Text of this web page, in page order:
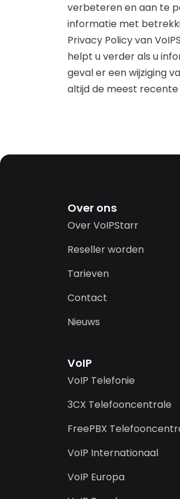
verbeteren en aan te
informatie met
Privacy Policy van
helpt u verder als u
geval er een wijziging
altijd de meest
Over ons
Over VoIPStarr
Reseller worden
Tarieven
Contact
Nieuws
VoIP
VoIP Telefonie
3CX Telefooncentrale
FreePBX
VoIP Internationaal
VoIP Europa